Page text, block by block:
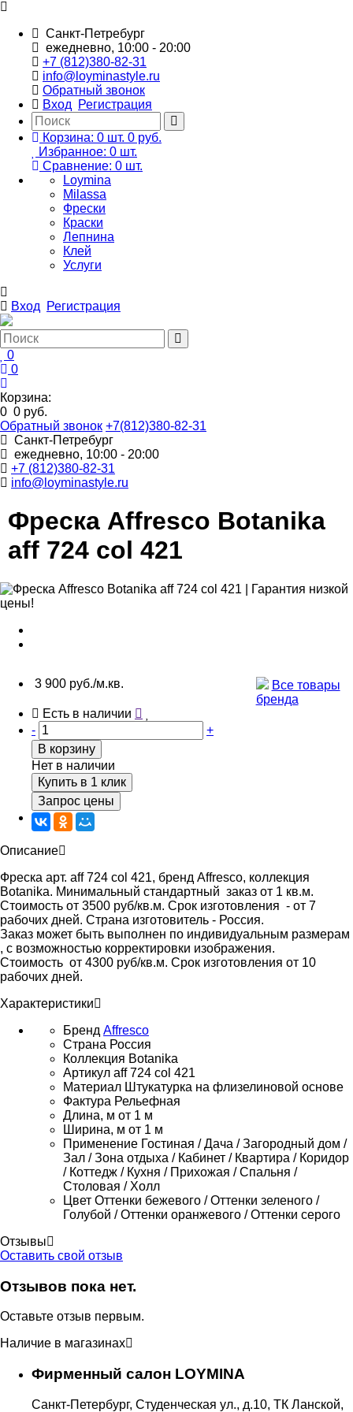
Санкт-Петребург
ежедневно, 10:00 - 20:00
+7 (812)380-82-31
info@loyminastyle.ru
Обратный звонок
Вход
Регистрация
Корзина: 0 шт. 0 руб.
Избранное: 0 шт.
Сравнение: 0 шт.
Loymina
Milassa
Фрески
Краски
Лепнина
Клей
Услуги
Вход Регистрация
0
0
Корзина:
0 0 руб.
Обратный звонок +7(812)380-82-31
Санкт-Петребург
ежедневно, 10:00 - 20:00
+7 (812)380-82-31
info@loyminastyle.ru
Фреска Affresco Botanika
aff 724 col 421
3 900 руб./м.кв.
Все товары
бренда
Есть в наличии
-
+
В корзину
Нет в наличии
Купить в 1 клик
Запрос цены
Описание
Фреска арт. aff 724 col 421, бренд Affresco, коллекция
Botanika. Минимальный стандартный заказ от 1 кв.м.
Стоимость от 3500 руб/кв.м. Срок изготовления - от 7
рабочих дней. Страна изготовитель - Россия.
Заказ может быть выполнен по индивидуальным размерам
, с возможностью корректировки изображения.
Стоимость от 4300 руб/кв.м. Срок изготовления от 10
рабочих дней.
Характеристики
Бренд Affresco
Страна Россия
Коллекция Botanika
Артикул aff 724 col 421
Материал Штукатурка на флизелиновой основе
Фактура Рельефная
Длина, м от 1 м
Ширина, м от 1 м
Применение Гостиная / Дача / Загородный дом /
Зал / Зона отдыха / Кабинет / Квартира / Коридор
/ Коттедж / Кухня / Прихожая / Спальня /
Столовая / Холл
Цвет Оттенки бежевого / Оттенки зеленого /
Голубой / Оттенки оранжевого / Оттенки серого
Отзывы
Оставить свой отзыв
Отзывов пока нет.
Оставьте отзыв первым.
Наличие в магазинах
Фирменный салон LOYMINA
Санкт-Петербург, Студенческая ул., д.10, ТК Ланской,